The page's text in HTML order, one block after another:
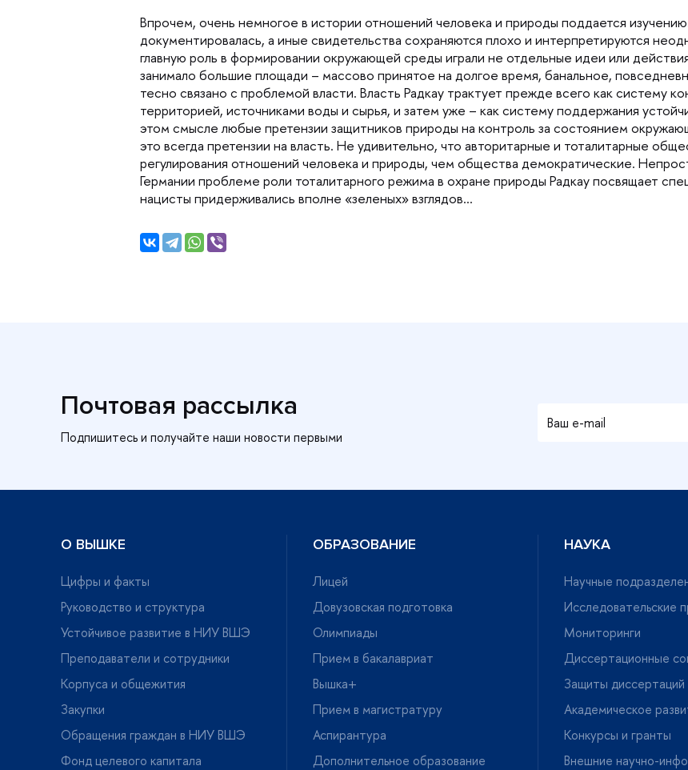
прочем, очень немногое в истории отношений человека и природы поддается
документировалась, а иные свидетельства сохраняются плохо и интерпретируются
лавную роль в формировании окружающей среды играли не отдельные идеи или
занимало большие площади – массово принятое на долгое время, банальное,
тесно связано с проблемой власти. Власть Радкау трактует прежде всего как систему
территорией, источниками воды и сырья, и затем уже – как систему поддержания
этом смысле любые претензии защитников природы на контроль за состоянием
это всегда претензии на власть. Не удивительно, что авторитарные и тоталитарные
регулирования отношений человека и природы, чем общества демократические.
Германии проблеме роли тоталитарного режима в охране природы Радкау посвящает
нацисты придерживались вполне «зеленых» взглядо
Почтовая рассылка
О ВЫШКЕ
Цифры и факты
Руководство и структура
Устойчивое развитие в НИУ ВШЭ
Преподаватели и сотрудники
Корпуса и общежития
Закупки
Обращения граждан в НИУ ВШЭ
Фонд целевого капитала
ОБРАЗОВАНИЕ
Лицей
Довузовская подготовка
Олимпиады
Прием в бакалавриат
ышка+
Прием в магистратуру
Аспирантура
Дополнительное образование
НАУКА
Научные
Исследовательские
Мониторинги
Диссертационные
Защиты диссертаций
Академическое
Конкурсы и гранты
нешние научно-